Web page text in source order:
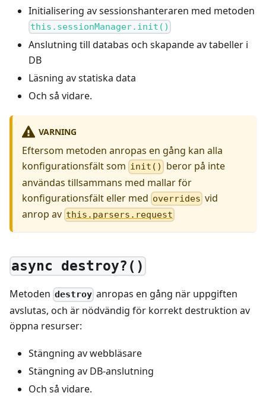
Initialisering av sessionshanteraren med metoden
this.sessionManager.init()
Anslutning till databas och skapande av tabeller i
DB
Läsning av statiska data
Och så vidare.
VARNING
Eftersom metoden anropas en gång kan alla
konfigurationsfält som init()
beror på inte
användas tillsammans med mallar för
konfigurationsfält eller med overrides vid
anrop av this.parsers.request
async destroy?()
Metoden destroy anropas en gång när uppgiften
avslutas, och är nödvändig för korrekt destruktion av
öppna resurser:
Stängning av webbläsare
Stängning av DB-anslutning
Och så vidare.